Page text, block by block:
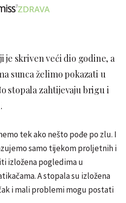
je skriven veći dio godine, a
sunca želimo pokazati u
stopala zahtijevaju brigu i
tek ako nešto pođe po zlu. I
samo tijekom proljetnih i
izložena pogledima u
A stopala su izložena
i mali problemi mogu postati